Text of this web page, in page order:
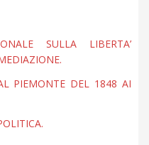
SULLA LIBERTA’
PIEMONTE DEL 1848 AI